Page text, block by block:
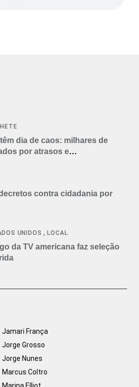
dia de caos: milhares de
por atrasos e
contra cidadania por
UNIDOS ,LOCAL
da TV americana faz seleção
Jamari França
Jorge Grosso
Jorge Nunes
Marcus Coltro